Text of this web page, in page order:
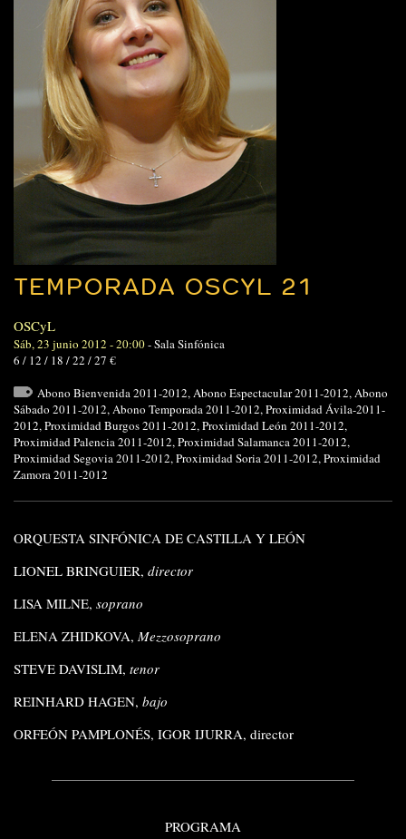
TEMPORADA OSCYL 21
OSCyL
Sáb, 23 junio 2012 - 20:00-Sala Sinfónica
6 / 12 / 18 / 22 / 27 €
Abono Bienvenida 2011-2012,Abono Espectacular 2011-2012,Abono
Sábado 2011-2012,Abono Temporada 2011-2012,Proximidad Ávila-2011-
2012,Proximidad Burgos 2011-2012,Proximidad León 2011-2012,
Proximidad Palencia 2011-2012,Proximidad Salamanca 2011-2012,
Proximidad Segovia 2011-2012,Proximidad Soria 2011-2012,Proximidad
Zamora 2011-2012
ORQUESTA SINFÓNICA DE CASTILLA Y LEÓN
LIONEL BRINGUIER, director
LISA MILNE, soprano
ELENA ZHIDKOVA, Mezzosoprano
STEVE DAVISLIM, tenor
REINHARD HAGEN, bajo
ORFEÓN PAMPLONÉS, IGOR IJURRA, director
PROGRAMA